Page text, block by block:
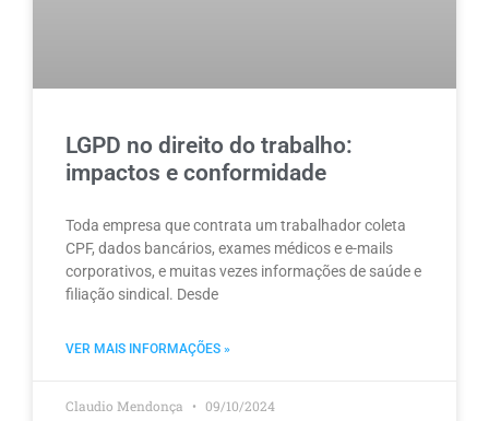
LGPD no direito do trabalho:
impactos e conformidade
Toda empresa que contrata um trabalhador coleta
CPF, dados bancários, exames médicos e e-mails
corporativos, e muitas vezes informações de saúde e
filiação sindical. Desde
VER MAIS INFORMAÇÕES »
Claudio Mendonça 09/10/2024